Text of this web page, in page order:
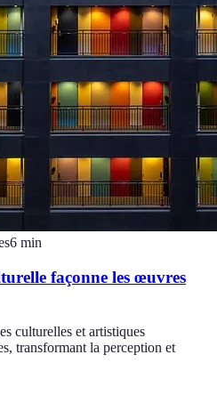
6 min
façonne les œuvres
culturelles et artistiques
transformant la perception et